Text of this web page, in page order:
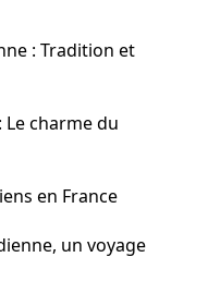
: Tradition et
charme du
en France
un voyage